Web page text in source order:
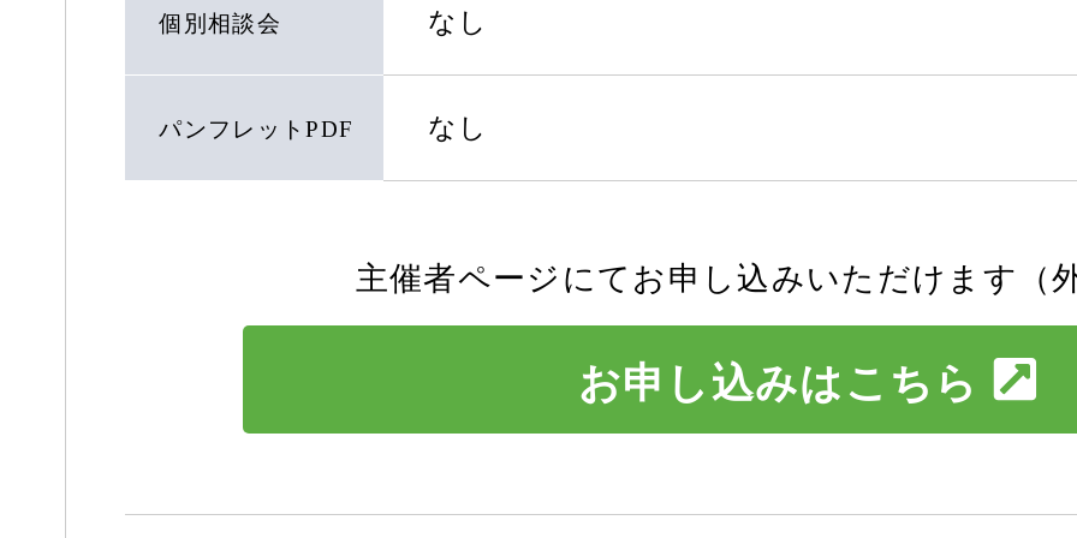
個別相談会 なし
パンフレットPDF なし
主催者ページにてお申し込みいただけます（
お申し込みはこちら